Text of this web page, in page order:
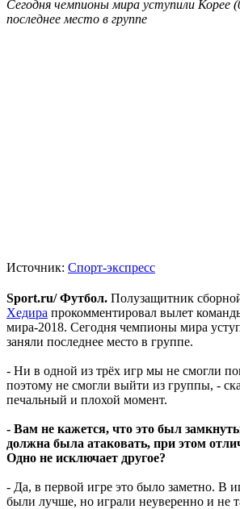
Сегодня чемпионы мира уступили Корее
последнее место в группе
Источник: Спорт-экспресс
Sport.ru/ Футбол. Полузащитник
Хедира прокомментировал вылет
мира-2018. Сегодня чемпионы мира
заняли последнее место в группе.
- Ни в одной из трёх игр мы не смогли
поэтому не смогли выйти из группы, -
печальный и плохой момент.
- Вам не кажется, что это был
должна была атаковать, при этом
Одно не исключает другое?
- Да, в первой игре это было заметно. В
были лучше, но играли неуверенно и не